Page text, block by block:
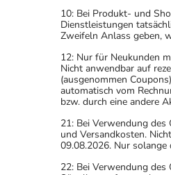
10: Bei Produkt- und
Dienstleistungen
Zweifeln Anlass geben,
12: Nur für Neukunden
Nicht anwendbar auf
(ausgenommen
automatisch vom
bzw. durch eine andere
21: Bei Verwendung
und Versandkosten.
09.08.2026. Nur
22: Bei Verwendung